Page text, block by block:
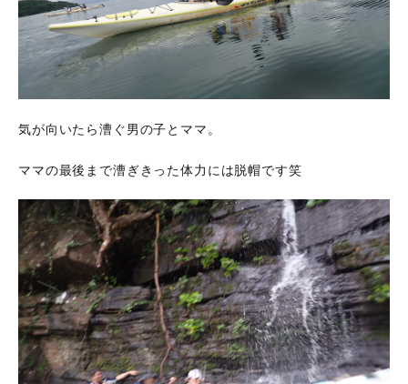
気が向いたら漕ぐ男の子とママ。
ママの最後まで漕ぎきった体力には脱帽です笑